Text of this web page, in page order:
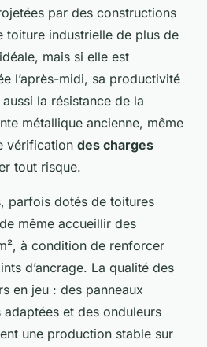
par des constructions
toiture industrielle de plus de
mais si elle est
l’après-midi, sa productivité
la résistance de la
métallique ancienne, même
vérification des charges
tout risque.
parfois dotés de toitures
même accueillir des
à condition de renforcer
d’ancrage. La qualité des
en jeu : des panneaux
et des onduleurs
une production stable sur